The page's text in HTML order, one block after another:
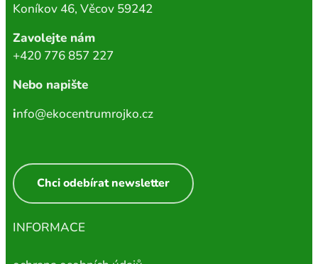
Koníkov 46, Věcov 59242
Zavolejte nám
+420 776 857 227
Nebo napište
info@ekocentrumrojko.cz
Chci odebírat newsletter
INFORMACE